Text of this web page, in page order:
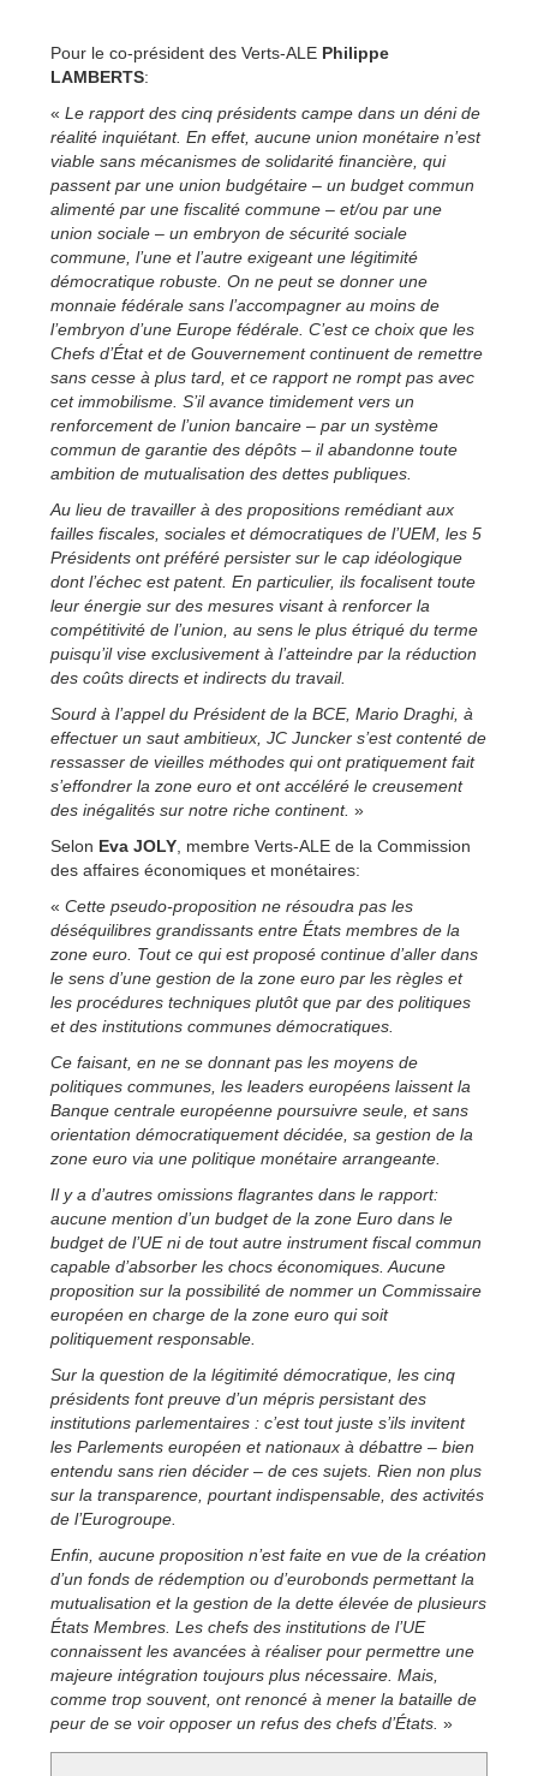
Pour le co-président des Verts-ALE Philippe
LAMBERTS:
« Le rapport des cinq présidents campe dans un déni de
réalité inquiétant. En effet, aucune union monétaire n’est
viable sans mécanismes de solidarité financière, qui
passent par une union budgétaire – un budget commun
alimenté par une fiscalité commune – et/ou par une
union sociale – un embryon de sécurité sociale
commune, l’une et l’autre exigeant une légitimité
démocratique robuste. On ne peut se donner une
monnaie fédérale sans l’accompagner au moins de
l’embryon d’une Europe fédérale. C’est ce choix que les
Chefs d’État et de Gouvernement continuent de remettre
sans cesse à plus tard, et ce rapport ne rompt pas avec
cet immobilisme. S’il avance timidement vers un
renforcement de l’union bancaire – par un système
commun de garantie des dépôts – il abandonne toute
ambition de mutualisation des dettes publiques.
Au lieu de travailler à des propositions remédiant aux
failles fiscales, sociales et démocratiques de l’UEM, les 5
Présidents ont préféré persister sur le cap idéologique
dont l’échec est patent. En particulier, ils focalisent toute
leur énergie sur des mesures visant à renforcer la
compétitivité de l’union, au sens le plus étriqué du terme
puisqu’il vise exclusivement à l’atteindre par la réduction
des coûts directs et indirects du travail.
Sourd à l’appel du Président de la BCE, Mario Draghi, à
effectuer un saut ambitieux, JC Juncker s’est contenté de
ressasser de vieilles méthodes qui ont pratiquement fait
s’effondrer la zone euro et ont accéléré le creusement
des inégalités sur notre riche continent. »
Selon Eva JOLY , membre Verts-ALE de la Commission
des affaires économiques et monétaires:
« Cette pseudo-proposition ne résoudra pas les
déséquilibres grandissants entre États membres de la
zone euro. Tout ce qui est proposé continue d’aller dans
le sens d’une gestion de la zone euro par les règles et
les procédures techniques plutôt que par des politiques
et des institutions communes démocratiques.
Ce faisant, en ne se donnant pas les moyens de
politiques communes, les leaders européens laissent la
Banque centrale européenne poursuivre seule, et sans
orientation démocratiquement décidée, sa gestion de la
zone euro via une politique monétaire arrangeante.
Il y a d’autres omissions flagrantes dans le rapport:
aucune mention d’un budget de la zone Euro dans le
budget de l’UE ni de tout autre instrument fiscal commun
capable d’absorber les chocs économiques. Aucune
proposition sur la possibilité de nommer un Commissaire
européen en charge de la zone euro qui soit
politiquement responsable.
Sur la question de la légitimité démocratique, les cinq
présidents font preuve d’un mépris persistant des
institutions parlementaires : c’est tout juste s’ils invitent
les Parlements européen et nationaux à débattre – bien
entendu sans rien décider – de ces sujets. Rien non plus
sur la transparence, pourtant indispensable, des activités
de l’Eurogroupe.
Enfin, aucune proposition n’est faite en vue de la création
d’un fonds de rédemption ou d’eurobonds permettant la
mutualisation et la gestion de la dette élevée de plusieurs
États Membres. Les chefs des institutions de l’UE
connaissent les avancées à réaliser pour permettre une
majeure intégration toujours plus nécessaire. Mais,
comme trop souvent, ont renoncé à mener la bataille de
peur de se voir opposer un refus des chefs d’États. »